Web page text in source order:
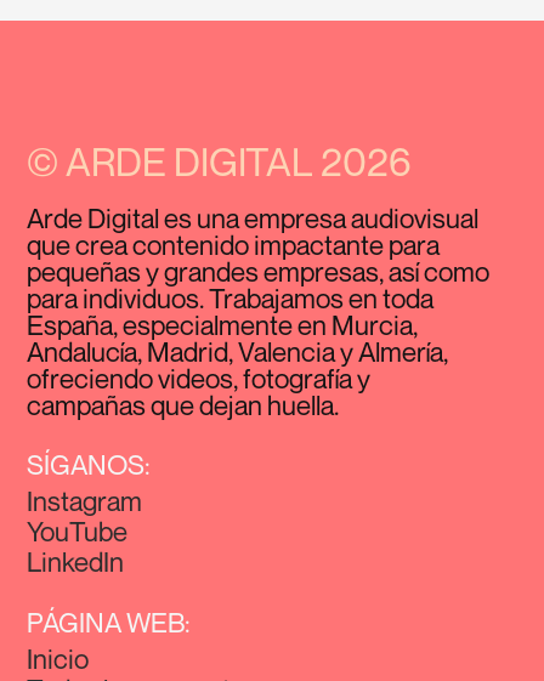
© ARDE DIGITAL 2026
Arde Digital es una empresa audiovisual
que crea contenido impactante para
pequeñas y grandes empresas, así como
para individuos. Trabajamos en toda
España, especialmente en Murcia,
Andalucía, Madrid, Valencia y Almería,
ofreciendo videos, fotografía y
campañas que dejan huella.
SÍGANOS:
Instagram
YouTube
LinkedIn
PÁGINA WEB:
Inicio